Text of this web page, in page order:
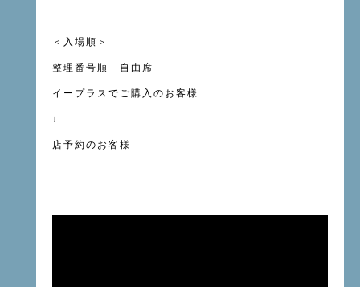
＜入場順＞
整理番号順 自由席
イープラスでご購入のお客様
↓
店予約のお客様